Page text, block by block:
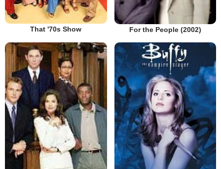
That '70s Show For the People (2002)